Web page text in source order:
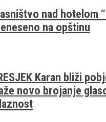
nad hotelom
na opštinu
Karan bliži
novo brojanje